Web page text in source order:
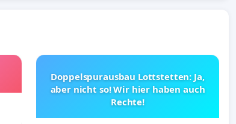
Doppelspurausbau Lottstetten: Ja,
aber nicht so! Wir hier haben auch
Rechte!